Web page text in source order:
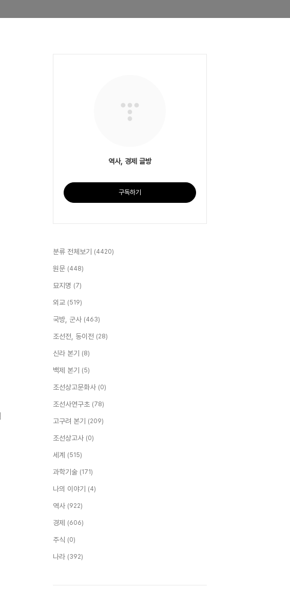
역사, 경제 글방
구독하기
분류 전체보기 (4420)
원문 (448)
묘지명 (7)
외교 (519)
국방, 군사 (463)
조선전, 동이전 (28)
신라 본기 (8)
백제 본기 (5)
조선상고문화사 (0)
조선사연구초 (78)
고구려 본기 (209)
조선상고사 (0)
세계 (515)
과학기술 (171)
나의 이야기 (4)
역사 (922)
경제 (606)
주식 (0)
나라 (392)